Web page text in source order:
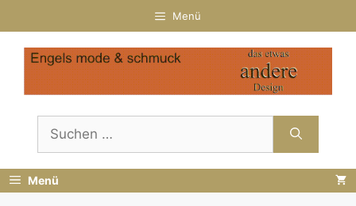
Inhalt
springen
Menü
nach:
Menü